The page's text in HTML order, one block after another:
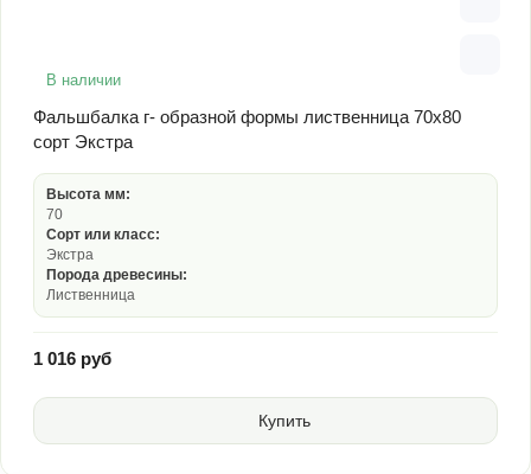
В наличии
Фальшбалка г- образной формы лиственница 70х80
сорт Экстра
Высота мм:
70
Сорт или класс:
Экстра
Порода древесины:
Лиственница
1 016 руб
Купить